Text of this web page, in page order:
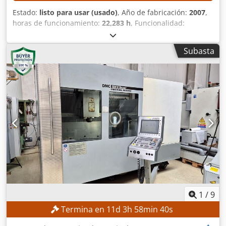
Estado: listo para usar (usado), Año de fabricación: 2007,
horas de funcionamiento: 22,283 h, Funcionalidad:
, número de máquina/vehículo:
recorrido eje X:1,200 mm, recorrido del eje Y:600 mm,
recorrido del eje Z:
, modelo de controlador:
Heidenhain iTNC 530, velocidad del cabezal (máx.):6,000
rpm, DETALLES TÉCNICOS Recorrido del eje X: 1.200 mm
Recorrido del eje Y: 600 mm Recorrido del eje Z: 600 mm
Mesa de trabajo Superficie de sujeción de la mesa: 1.300 ×
600 mm Carga máxima de la mesa: 1.200 kg Distancia de la
mesa al borde inferior del husillo: 125–725 mm Husillo y
sistema de sujeción de herramientas Velocidad máxima
del husillo: 6.000 rpm Sistema de sujeción del husillo: SK
50 Potencia del motor del husillo S1: 10 kW Avances y
velocidades rápidas Velocidad de avance: 1 – 10.000
mm/min Velocidad rápida del eje X: 20 m/min Velocidad
rápida del eje Y: 20 m/min Velocidad rápida del eje Z: 15
m/min Cambio automático de herramientas Número de
posiciones de herramientas: 24 Diámetro máximo de la
herramienta: 80 mm Cedpezqcu Njfx Agrorf Diámetro de la
herramienta con posiciones auxiliares libres: máx. 150 mm
Subasta
1 /9
Termina en 11d 3h 58min 38s